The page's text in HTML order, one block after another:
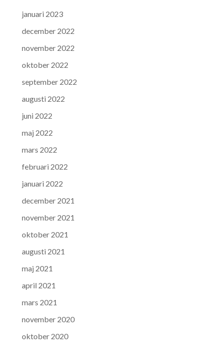
januari 2023
december 2022
november 2022
oktober 2022
september 2022
augusti 2022
juni 2022
maj 2022
mars 2022
februari 2022
januari 2022
december 2021
november 2021
oktober 2021
augusti 2021
maj 2021
april 2021
mars 2021
november 2020
oktober 2020